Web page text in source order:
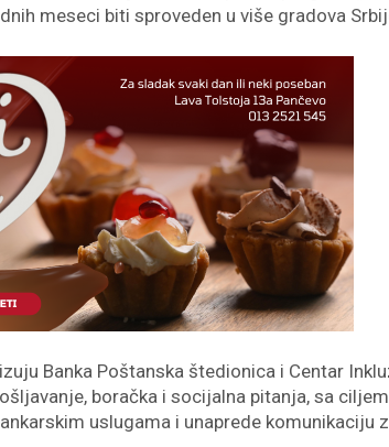
meseci biti sproveden u više gradova
Banka Poštanska štedionica i Centar
boračka i socijalna pitanja, sa
uslugama i unaprede komunikaciju